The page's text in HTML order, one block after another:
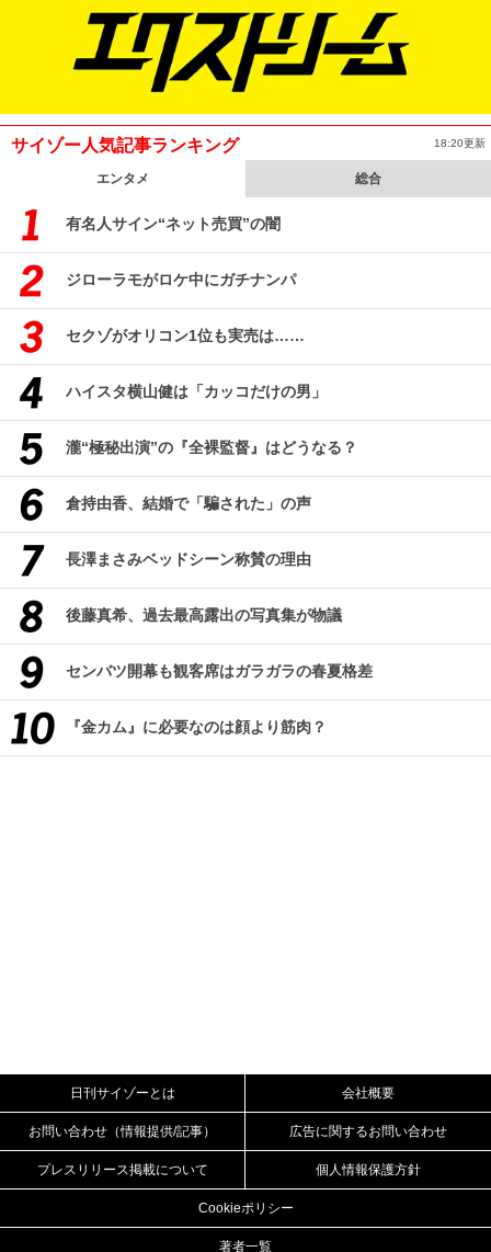
サイゾー人気記事ランキング 18:20更新
エンタメ 総合
有名人サイン“ネット売買”の闇
ジローラモがロケ中にガチナンパ
セクゾがオリコン1位も実売は……
ハイスタ横山健は「カッコだけの男」
瀧“極秘出演”の『全裸監督』はどうなる？
倉持由香、結婚で「騙された」の声
長澤まさみベッドシーン称賛の理由
後藤真希、過去最高露出の写真集が物議
センバツ開幕も観客席はガラガラの春夏格差
『金カム』に必要なのは顔より筋肉？
日刊サイゾーとは 会社概要
お問い合わせ（情報提供/記事） 広告に関するお問い合わせ
プレスリリース掲載について 個人情報保護方針
Cookieポリシー
著者一覧